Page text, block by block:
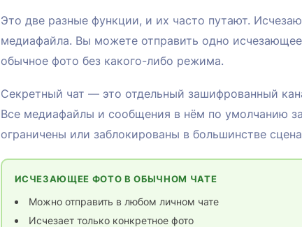
Это две разные функции, и их часто путают.
медиафайла. Вы можете отправить одно
обычное фото без какого-либо режима.
Секретный чат — это отдельный зашифрованный
Все медиафайлы и сообщения в нём по умолчанию
ограничены или заблокированы в большинстве
ИСЧЕЗАЮЩЕЕ ФОТО В ОБЫЧНОМ ЧАТЕ
Можно отправить в любом личном чате
Исчезает только конкретное фото